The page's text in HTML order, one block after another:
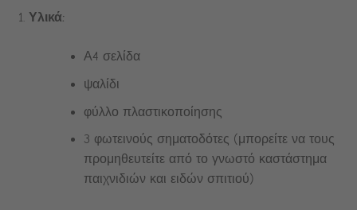
Υλικά:
Α4 σελίδα
ψαλίδι
φύλλο πλαστικοποίησης
3 φωτεινούς σηματοδότες (μπορείτε να τους
προμηθευτείτε από το γνωστό καστάστημα
παιχνιδιών και ειδών σπιτιού)